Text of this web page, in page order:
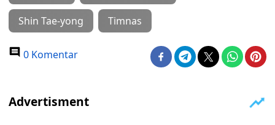
Shin Tae-yong Timnas
0 Komentar